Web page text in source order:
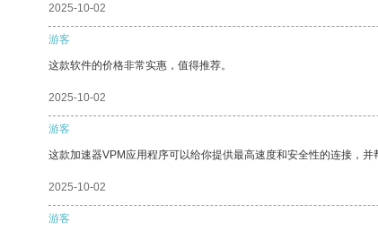
2025-10-02
游客
这款软件的价格非常实惠，值得推荐。
2025-10-02
游客
这款加速器VPM应用程序可以给你提供最高速度和安全性的连接，并
2025-10-02
游客